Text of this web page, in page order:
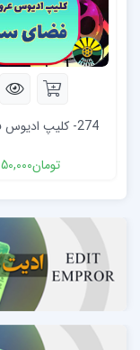
274- کلیپ ادیوس فضا سبز
تومان50,000